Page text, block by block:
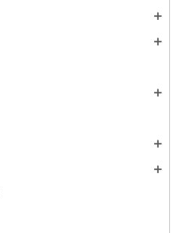
add
add
add
add
add